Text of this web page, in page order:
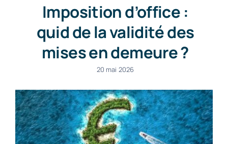
Imposition d’office :
quid de la validité des
mises en demeure ?
20 mai 2026